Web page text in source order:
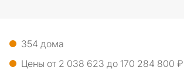
354 дома
Цены от 2 038 623 до 170 284 800 ₽